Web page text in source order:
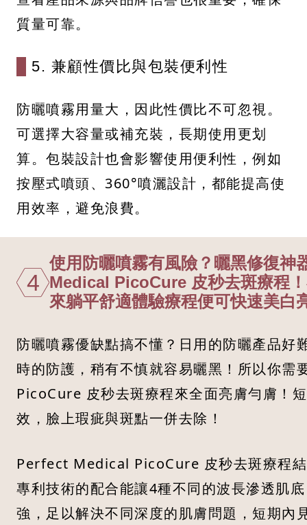
質量可靠。
5. 兼顧性價比與包裝便利性
防曬噴霧用量大，因此性價比不可忽視。
可選擇大容量或補充裝，長期使用更划
算。包裝設計也會影響使用便利性，例如
按壓式噴頭、360°噴灑設計，都能提高使
用效率，避免浪費。
4
使用防曬噴霧有風險？曬黑修復神
Medical PicoCure 皮秒去斑療程
來躺平舒適體驗療程便可快速美白
防曬噴霧優缺點搞不懂？日用的防曬產品好
時的防護，稍有不慎就容易曬黑！所以你
PicoCure 皮秒去斑療程來全面亮膚勻膚！
效，臉上瑕疵與斑點一併去除！
Perfect Medical PicoCure 皮秒去斑療程
專利技術的配合能讓4種不同的波長滲透肌
強，足以解決不同深度的肌膚問題，短期內